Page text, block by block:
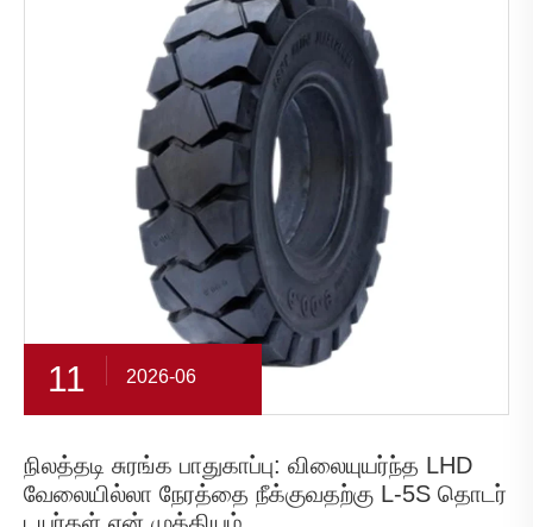
11 2026-06
நிலத்தடி சுரங்க பாதுகாப்பு: விலையுயர்ந்த LHD
வேலையில்லா நேரத்தை நீக்குவதற்கு L-5S தொடர்